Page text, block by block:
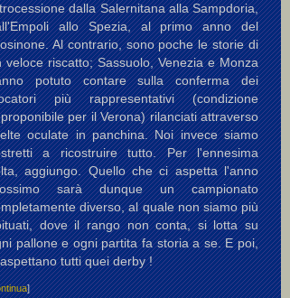
dalla Salernitana alla Sampdoria,
allo Spezia, al primo anno del
Al contrario, sono poche le storie di
veloce riscatto; Sassuolo, Venezia e Monza
potuto contare sulla conferma dei
più rappresentativi (condizione
per il Verona) rilanciati attraverso
oculate in panchina. Noi invece siamo
a ricostruire tutto. Per l'ennesima
aggiungo. Quello che ci aspetta l'anno
sarà dunque un campionato
diverso, al quale non siamo più
dove il rango non conta, si lotta su
pallone e ogni partita fa storia a se. E poi,
tutti quei derby !
]